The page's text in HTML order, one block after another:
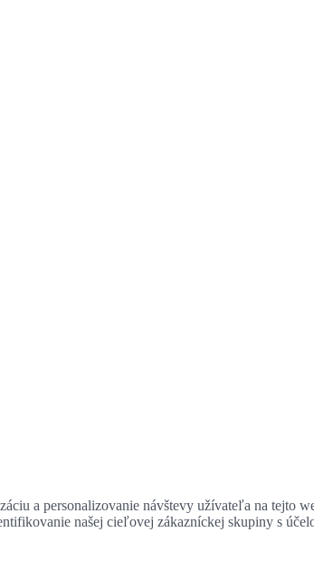
a personalizovanie návštevy užívateľa na tejto
našej cieľovej zákazníckej skupiny s